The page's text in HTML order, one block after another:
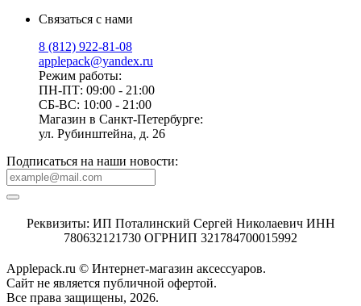
Связаться с нами
8 (812) 922-81-08
applepack@yandex.ru
Режим работы:
ПН-ПТ: 09:00 - 21:00
СБ-ВС: 10:00 - 21:00
Магазин в Санкт-Петербурге:
ул. Рубинштейна, д. 26
Подписаться на наши новости:
Реквизиты: ИП Поталинский Сергей Николаевич ИНН
780632121730 ОГРНИП 321784700015992
Applepack.ru © Интернет-магазин аксессуаров.
Cайт не является публичной офертой.
Все права защищены, 2026.